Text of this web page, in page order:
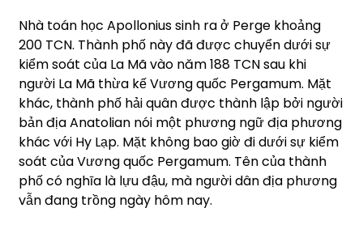
Nhà toán học Apollonius sinh ra ở Perge khoảng
200 TCN. Thành phố này đã được chuyển dưới sự
kiểm soát của La Mã vào năm 188 TCN sau khi
người La Mã thừa kế Vương quốc Pergamum. Mặt
khác, thành phố hải quân được thành lập bởi người
bản địa Anatolian nói một phương ngữ địa phương
khác với Hy Lạp. Mặt không bao giờ đi dưới sự kiểm
soát của Vương quốc Pergamum. Tên của thành
phố có nghĩa là lựu đậu, mà người dân địa phương
vẫn đang trồng ngày hôm nay.